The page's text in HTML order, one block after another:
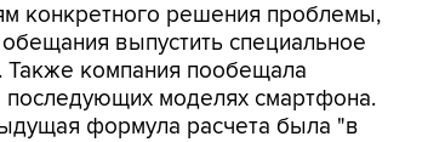
конкретного решения проблемы,
выпустить специальное
Также компания пообещала
последующих моделях смартфона.
формула расчета была "в